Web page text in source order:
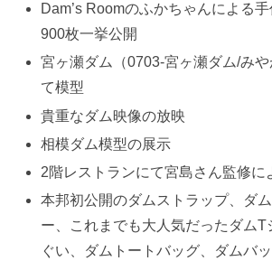
Dam’s Roomのふかちゃんによる
900枚一挙公開
宮ヶ瀬ダム（0703-宮ヶ瀬ダム/み
て模型
貴重なダム映像の放映
相模ダム模型の展示
2階レストランにて宮島さん監修に
本邦初公開のダムストラップ、ダ
ー、これまでも大人気だったダムT
ぐい、ダムトートバッグ、ダムバ